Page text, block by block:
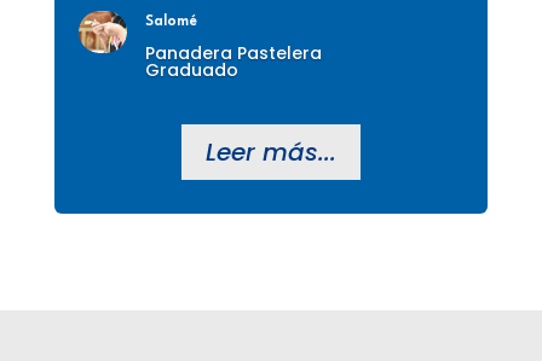
Salomé
Panadera Pastelera
Graduado
Leer más...